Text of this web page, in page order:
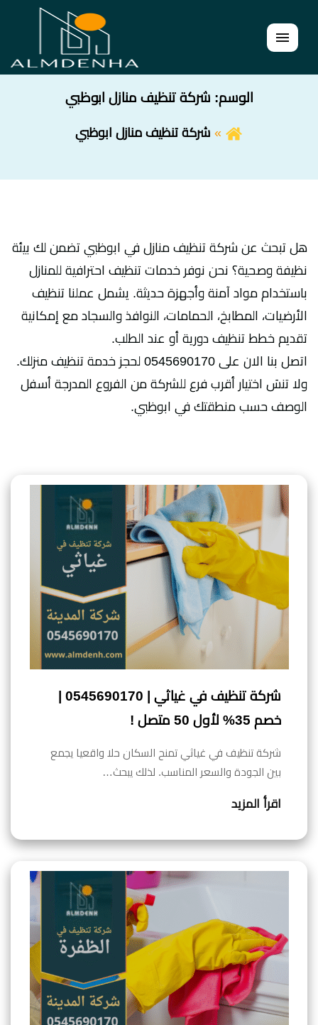
القائمة
الوسم: شركة تنظيف منازل ابوظبي
شركة تنظيف منازل ابوظبي
هل تبحث عن شركة تنظيف منازل في ابوظبي تضمن لك بيئة
نظيفة وصحية؟ نحن نوفر خدمات تنظيف احترافية للمنازل
باستخدام مواد آمنة وأجهزة حديثة. يشمل عملنا تنظيف
الأرضيات، المطابخ، الحمامات، النوافذ والسجاد مع إمكانية
تقديم خطط تنظيف دورية أو عند الطلب.
اتصل بنا الان على 0545690170 لحجز خدمة تنظيف منزلك.
ولا تنسَ اختيار أقرب فرع للشركة من الفروع المدرجة أسفل
الوصف حسب منطقتك في ابوظبي.
خصم 35% لأول 50 متصل !
شركة تنظيف في غياثي تمنح السكان حلا واقعيا يجمع
بين الجودة والسعر المناسب. لذلك يبحث…
اقرأ المزيد